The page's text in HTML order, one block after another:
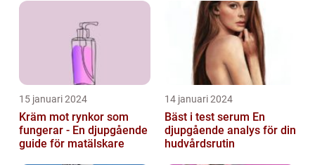
15 januari 2024
Kräm mot rynkor som
fungerar - En djupgående
guide för matälskare
14 januari 2024
Bäst i test serum En
djupgående analys för din
hudvårdsrutin